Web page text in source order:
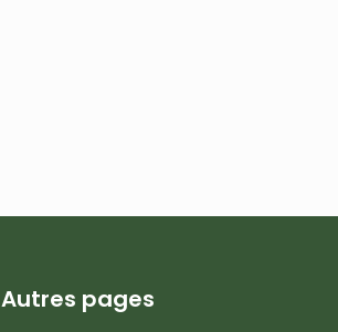
Autres pages